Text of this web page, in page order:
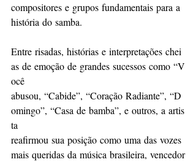
compositores e grupos fundamentais para a
história do samba.
Entre risadas, histórias e interpretações chei
as de emoção de grandes sucessos como “V
ocê
abusou, “Cabide”, “Coração Radiante”, “D
omingo”, “Casa de bamba”, e outros, a artis
ta
reafirmou sua posição como uma das vozes
mais queridas da música brasileira, vencedor